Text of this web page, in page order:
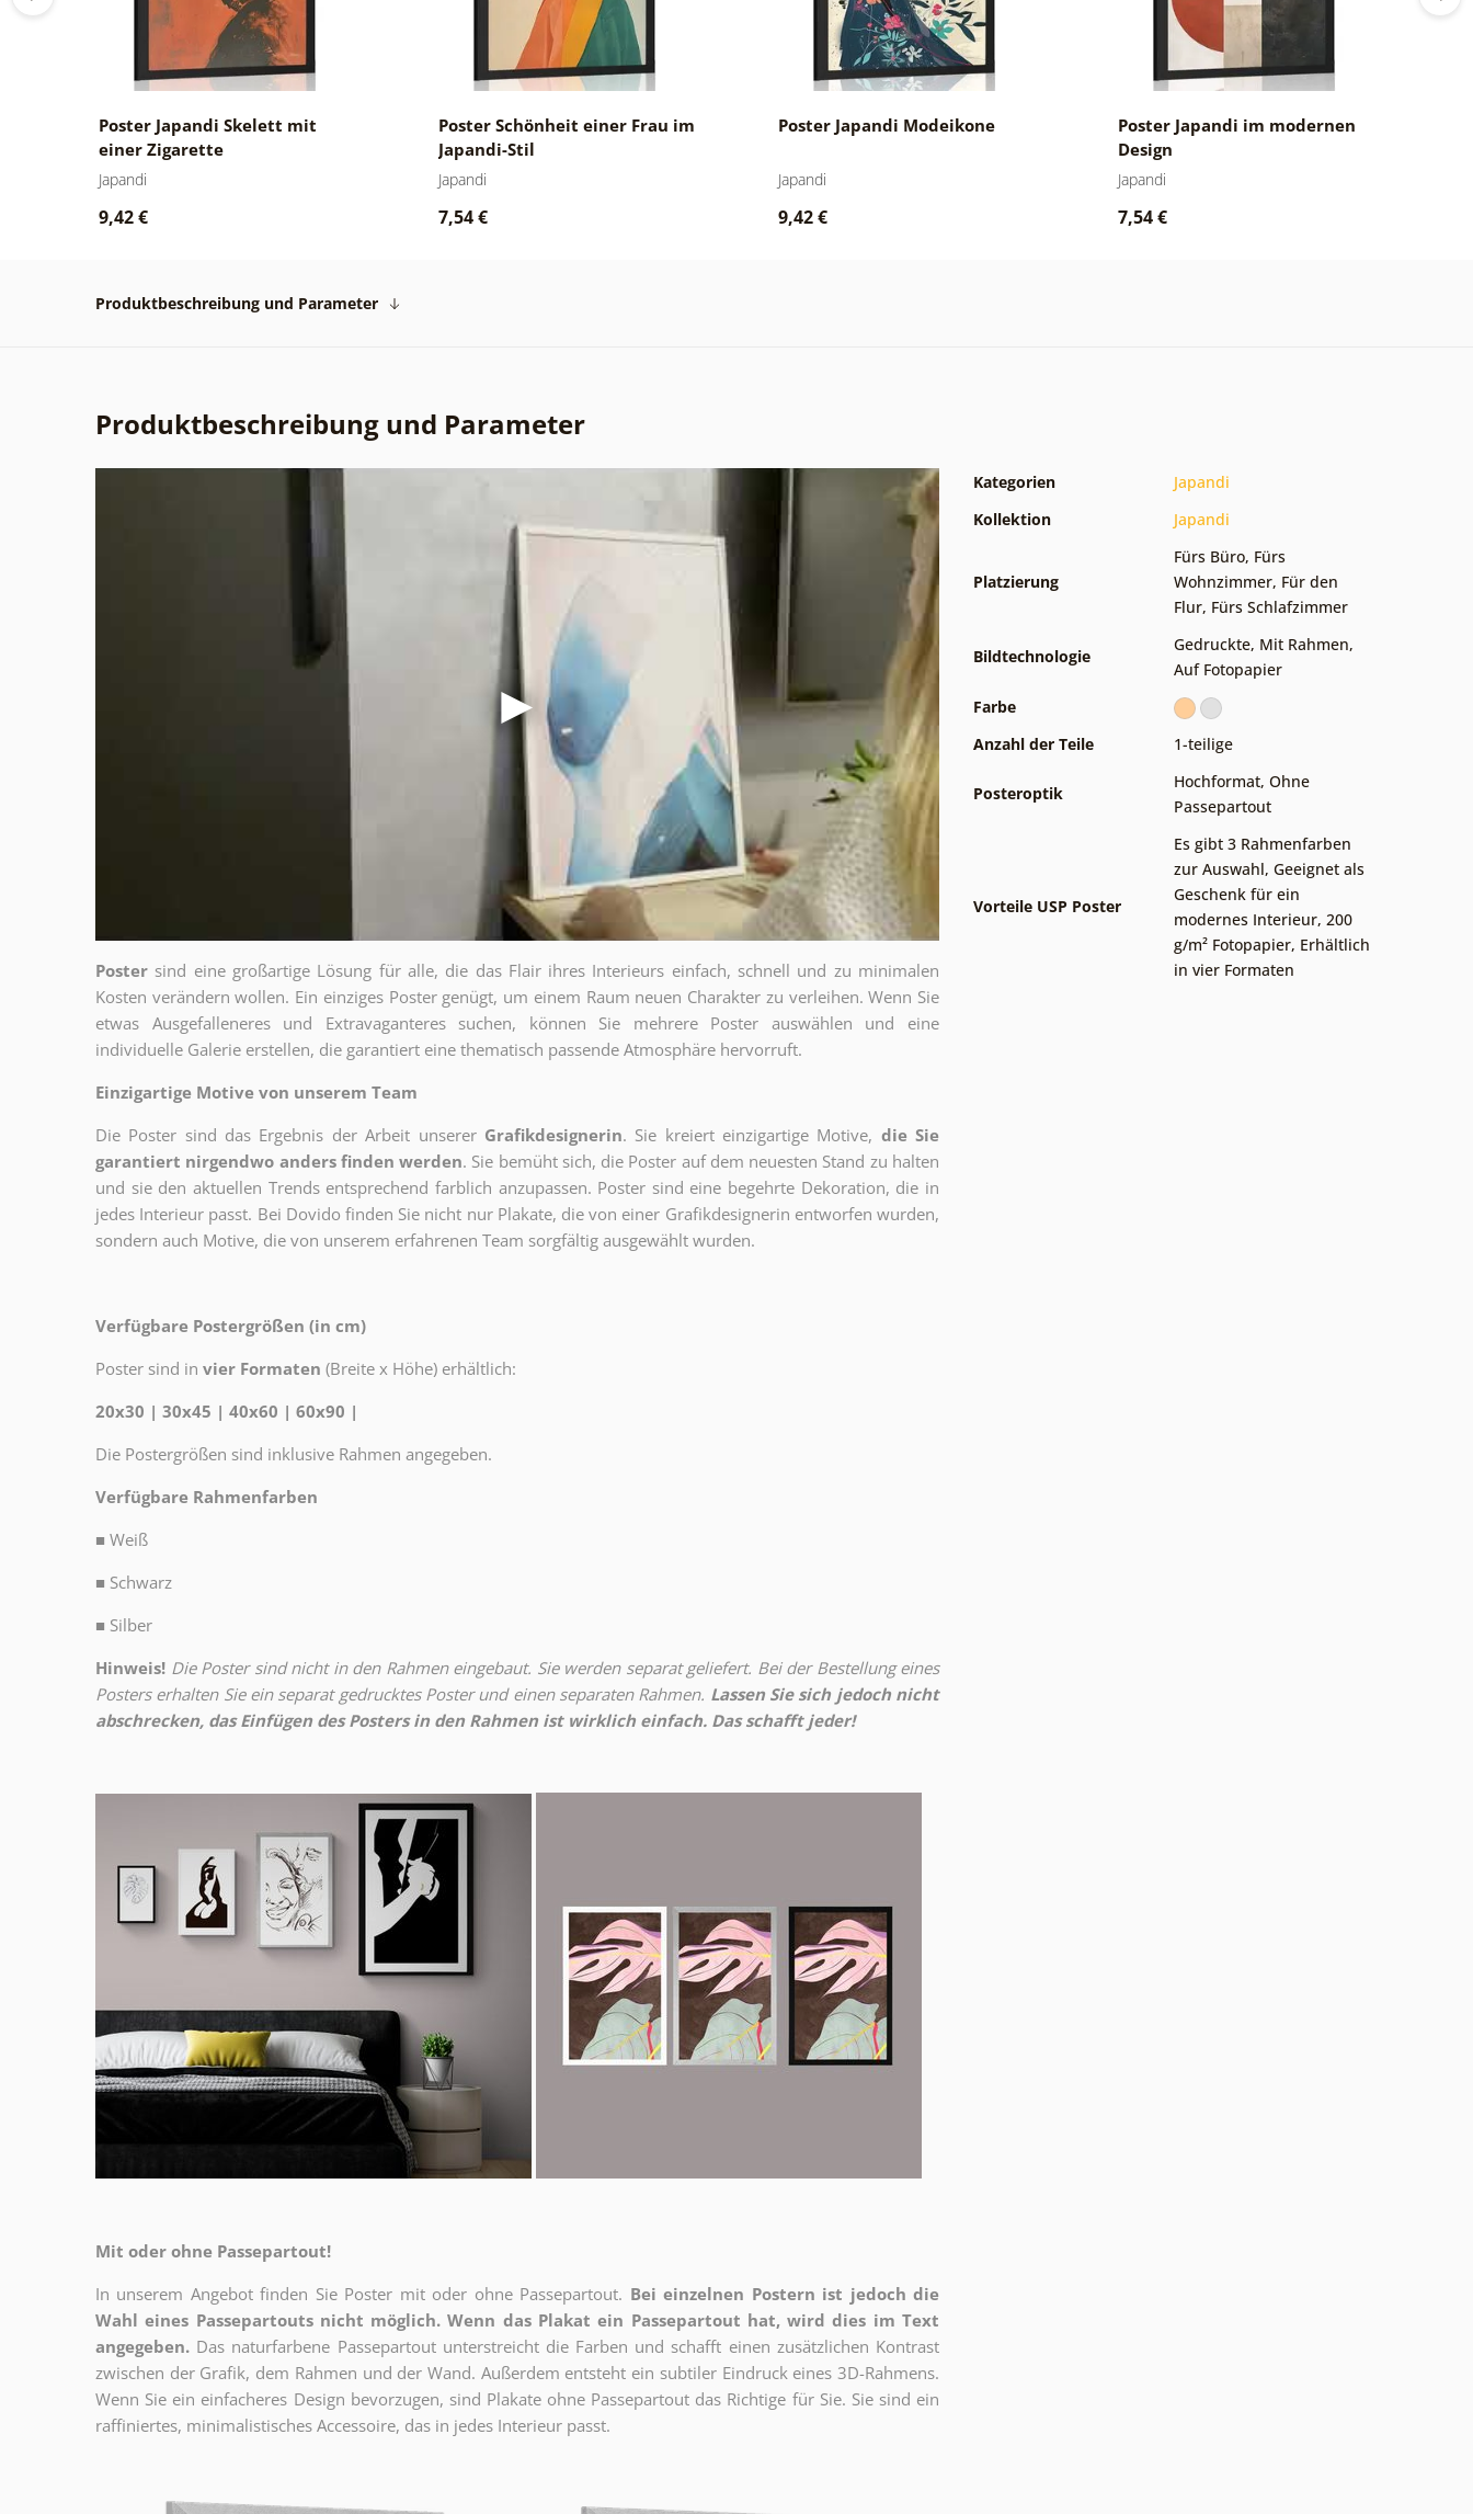
Poster Japandi Skelett mit
einer Zigarette
Japandi
9,42 €
Poster Schönheit einer Frau im
Japandi-Stil
Japandi
7,54 €
Poster Japandi Modeikone
Japandi
9,42 €
Poster Japandi im modernen
Design
Japandi
7,54 €
Produktbeschreibung und Parameter
Produktbeschreibung und Parameter
Poster sind eine großartige Lösung für alle, die das Flair ihres Interieurs einfach, schnell und zu minimalen
Kosten verändern wollen. Ein einziges Poster genügt, um einem Raum neuen Charakter zu verleihen. Wenn Sie
etwas Ausgefalleneres und Extravaganteres suchen, können Sie mehrere Poster auswählen und eine
individuelle Galerie erstellen, die garantiert eine thematisch passende Atmosphäre hervorruft.
Einzigartige Motive von unserem Team
Die Poster sind das Ergebnis der Arbeit unserer Grafikdesignerin. Sie kreiert einzigartige Motive, die Sie
garantiert nirgendwo anders finden werden. Sie bemüht sich, die Poster auf dem neuesten Stand zu halten
und sie den aktuellen Trends entsprechend farblich anzupassen. Poster sind eine begehrte Dekoration, die in
jedes Interieur passt. Bei Dovido finden Sie nicht nur Plakate, die von einer Grafikdesignerin entworfen wurden,
sondern auch Motive, die von unserem erfahrenen Team sorgfältig ausgewählt wurden.
Verfügbare Postergrößen (in cm)
Poster sind in vier Formaten (Breite x Höhe) erhältlich:
20x30 | 30x45 | 40x60 | 60x90 |
Die Postergrößen sind inklusive Rahmen angegeben.
Verfügbare Rahmenfarben
■ Weiß
■ Schwarz
■ Silber
Hinweis! Die Poster sind nicht in den Rahmen eingebaut. Sie werden separat geliefert. Bei der Bestellung eines
Posters erhalten Sie ein separat gedrucktes Poster und einen separaten Rahmen. Lassen Sie sich jedoch nicht
abschrecken, das Einfügen des Posters in den Rahmen ist wirklich einfach. Das schafft jeder!
Mit oder ohne Passepartout!
In unserem Angebot finden Sie Poster mit oder ohne Passepartout. Bei einzelnen Postern ist jedoch die
Wahl eines Passepartouts nicht möglich. Wenn das Plakat ein Passepartout hat, wird dies im Text
angegeben. Das naturfarbene Passepartout unterstreicht die Farben und schafft einen zusätzlichen Kontrast
zwischen der Grafik, dem Rahmen und der Wand. Außerdem entsteht ein subtiler Eindruck eines 3D-Rahmens.
Wenn Sie ein einfacheres Design bevorzugen, sind Plakate ohne Passepartout das Richtige für Sie. Sie sind ein
raffiniertes, minimalistisches Accessoire, das in jedes Interieur passt.
Kategorien
Japandi
Kollektion
Japandi
Platzierung
Fürs Büro, Fürs
Wohnzimmer, Für den
Flur, Fürs Schlafzimmer
Bildtechnologie
Gedruckte, Mit Rahmen,
Auf Fotopapier
Farbe
Anzahl der Teile
1-teilige
Posteroptik
Hochformat, Ohne
Passepartout
Vorteile USP Poster
Es gibt 3 Rahmenfarben
zur Auswahl, Geeignet als
Geschenk für ein
modernes Interieur, 200
g/m² Fotopapier, Erhältlich
in vier Formaten